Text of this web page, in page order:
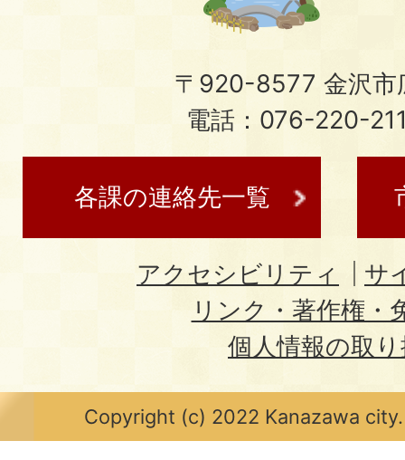
〒920-8577 金沢市
電話：076-220-
各課の連絡先一覧
アクセシビリティ
サ
リンク・著作権・
個人情報の取
Copyright (c) 2022 Kanazawa